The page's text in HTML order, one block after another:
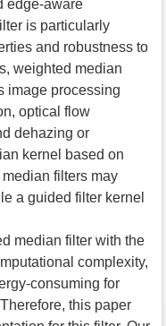
edge-aware
is particularly
and robustness to
weighted median
image processing
optical flow
dehazing or
kernel based on
filters may
a guided filter kernel
median filter with the
complexity,
consuming for
this paper